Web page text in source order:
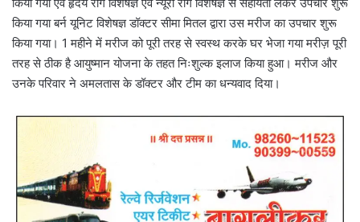
किया गया बर्न यूनिट विशेषज्ञ डॉक्टर सीमा मितल द्वारा उस मरीज का उपचार शुरू
किया गया। 1 महीने में मरीज को पूरी तरह से स्वस्थ करके घर भेजा गया मरीज़ पूरी
तरह से ठीक है आयुष्मान योजना के तहत निःशुल्क इलाज किया हुआ। मरीज और
उनके परिवार ने अमलतास के डॉक्टर और टीम का धन्यवाद दिया।